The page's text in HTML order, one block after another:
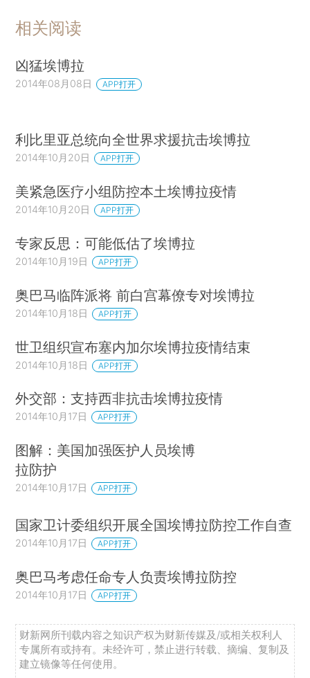
相关阅读
凶猛埃博拉
2014年08月08日 APP打开
利比里亚总统向全世界求援抗击埃博拉
2014年10月20日 APP打开
美紧急医疗小组防控本土埃博拉疫情
2014年10月20日 APP打开
专家反思：可能低估了埃博拉
2014年10月19日 APP打开
奥巴马临阵派将 前白宫幕僚专对埃博拉
2014年10月18日 APP打开
世卫组织宣布塞内加尔埃博拉疫情结束
2014年10月18日 APP打开
外交部：支持西非抗击埃博拉疫情
2014年10月17日 APP打开
图解：美国加强医护人员埃博
拉防护
2014年10月17日 APP打开
国家卫计委组织开展全国埃博拉防控工作自查
2014年10月17日 APP打开
奥巴马考虑任命专人负责埃博拉防控
2014年10月17日 APP打开
财新网所刊载内容之知识产权为财新传媒及/或相关权利人
专属所有或持有。未经许可，禁止进行转载、摘编、复制及
建立镜像等任何使用。